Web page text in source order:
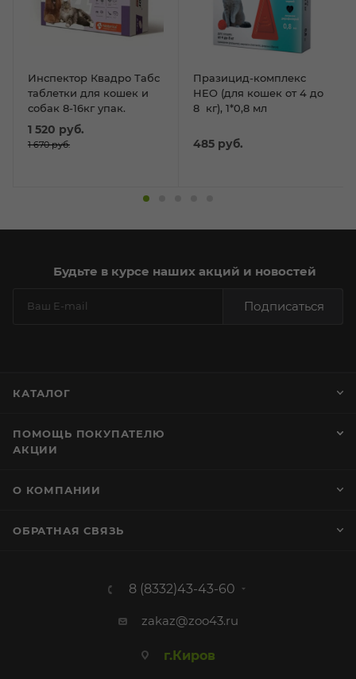
Инспектор Квадро Табс
таблетки для кошек и
собак 8-16кг упак.
1 520 руб.
1 670руб.
Празицид-комплекс
НЕО (для кошек от 4 до
8 кг), 1*0,8 мл
485 руб.
Будьте в курсе наших акций и новостей
Подписаться
КАТАЛОГ
ПОМОЩЬ ПОКУПАТЕЛЮ
АКЦИИ
О КОМПАНИИ
ОБРАТНАЯ СВЯЗЬ
8 (8332)43-43-60
zakaz@zoo43.ru
г.Киров